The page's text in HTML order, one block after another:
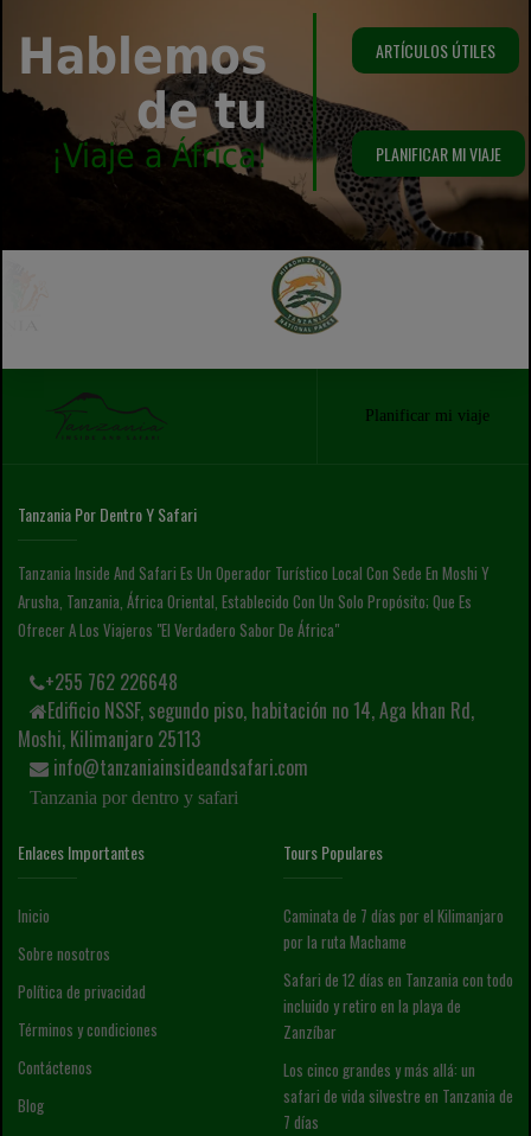
Hablemos
de tu
¡Viaje a África!
ARTÍCULOS ÚTILES
PLANIFICAR MI VIAJE
Planificar mi viaje
Tanzania Por Dentro Y Safari
Tanzania Inside And Safari Es Un Operador Turístico Local Con Sede En Moshi Y
Arusha, Tanzania, África Oriental, Establecido Con Un Solo Propósito; Que Es
Ofrecer A Los Viajeros "el Verdadero Sabor De África"
+255 762 226648
Edificio NSSF, segundo piso, habitación no 14, Aga khan Rd,
Moshi, Kilimanjaro 25113
info@tanzaniainsideandsafari.com
Tanzania por dentro y safari
Enlaces Importantes
Inicio
Sobre nosotros
Política de privacidad
Términos y condiciones
Contáctenos
Blog
Tours Populares
Caminata de 7 días por el Kilimanjaro
por la ruta Machame
Safari de 12 días en Tanzania con todo
incluido y retiro en la playa de
Zanzíbar
Los cinco grandes y más allá: un
safari de vida silvestre en Tanzania de
7 días